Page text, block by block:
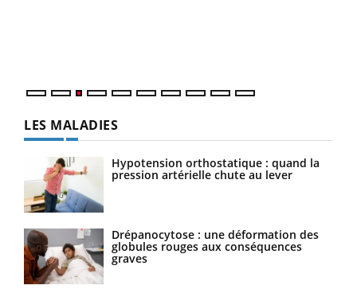
LES MALADIES
Hypotension orthostatique : quand la
pression artérielle chute au lever
Drépanocytose : une déformation des
globules rouges aux conséquences
graves